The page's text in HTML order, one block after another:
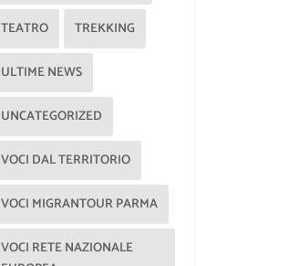
TEATRO TREKKING
ULTIME NEWS
UNCATEGORIZED
VOCI DAL TERRITORIO
VOCI MIGRANTOUR PARMA
VOCI RETE NAZIONALE